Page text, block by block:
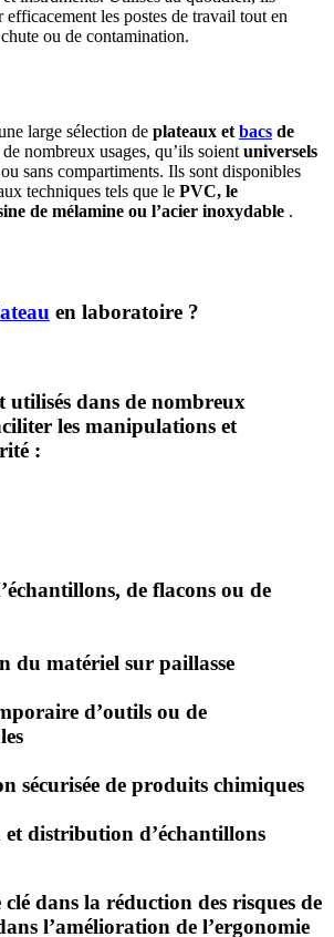
efficacement les postes de travail tout en
ou de contamination.
large sélection de plateaux et bacs de
de nombreux usages, qu’ils soient universels
sans compartiments. Ils sont disponibles
techniques tels que le PVC, le
de mélamine ou l’acier inoxydable .
en laboratoire ?
utilisés dans de nombreux
les manipulations et
:
de flacons ou de
du matériel sur paillasse
d’outils ou de
sécurisée de produits chimiques
distribution d’échantillons
dans la réduction des risques de
l’amélioration de l’ergonomie